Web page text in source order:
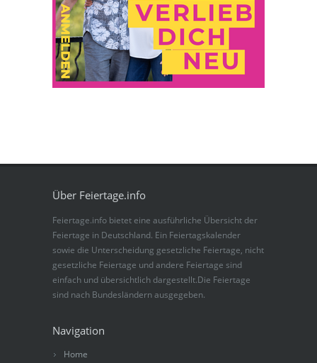
Über Feiertage.info
Feiertage.info bietet eine ausführliche Übersicht der
Feiertage in Deutschland. Ein Feiertagskalender
sowie die Unterscheidung gesetzliche Feiertage, nicht
gesetzliche Feiertage und andere Feiertage sind
einfach und übersichtlich dargestellt.Die Feiertage
sind nach Bundesländern ausgegeben.
Navigation
Home